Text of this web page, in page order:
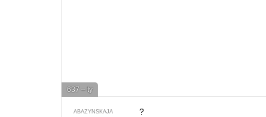
637 – ty
ABAZYNSKAJA ?